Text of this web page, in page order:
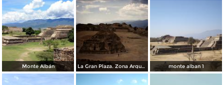
Monte Albán La Gran Plaza. Zona Arqueológica de Monte Albán, Oaxaca monte alban 1